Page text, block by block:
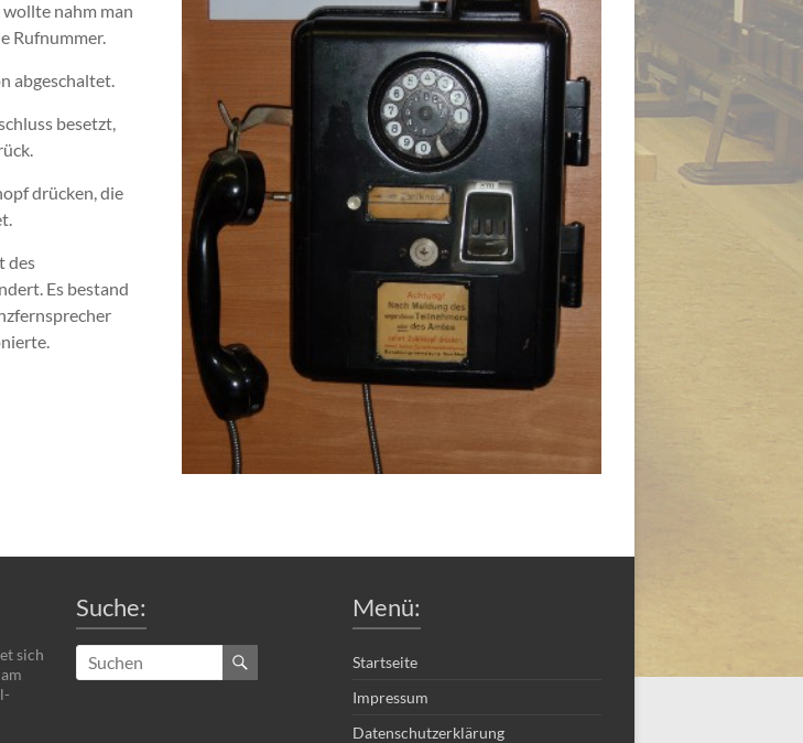
nahm man
Rufnummer.
abgeschaltet.
besetzt,
drücken, die
des
Es bestand
sich
Suche: Menü:
Startseite
Impressum
Datenschutzerklärung